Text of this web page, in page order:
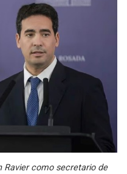
Ravier como secretario de